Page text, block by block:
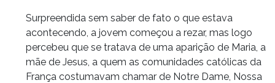
Surpreendida sem saber de fato o que estava
acontecendo, a jovem começou a rezar, mas logo
percebeu que se tratava de uma aparição de Maria, a
mãe de Jesus, a quem as comunidades católicas da
França costumavam chamar de Notre Dame, Nossa